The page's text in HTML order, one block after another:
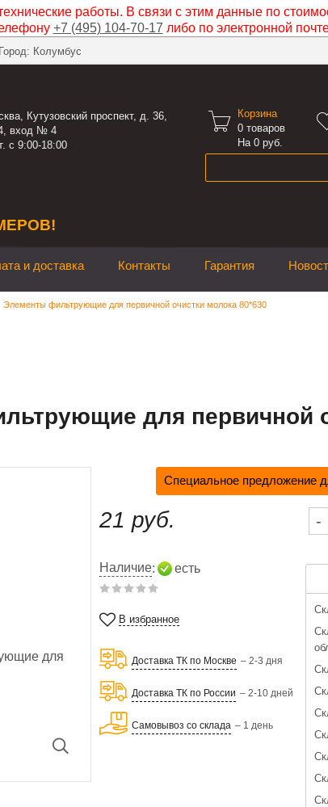
работы. В связи с этим данные по
+7 (495) 104-70-17 либо по электронной
Колумбус
Кутузовский проспект, д. 36,
вход № 4
с 9:00-18:00

Корзина
0товаров
На 0 руб.
и доставка Контакты Гарантия
Элементы фильтрующие для первичной очистки молока 80*630
для первичной
Специальное предложение
21 руб.
Наличие: есть
В избранное
Доставка ТК по Москве – 2-3 дня
Доставка ТК по России – 2-10 дней
Самовывоз со склада – 1 день
-